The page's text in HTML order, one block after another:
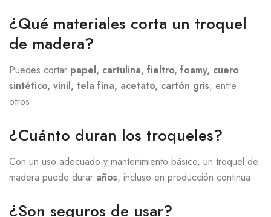
¿Qué materiales corta un troquel
de madera?
Puedes cortar papel, cartulina, fieltro, foamy, cuero
sintético, vinil, tela fina, acetato, cartón gris, entre
otros.
¿Cuánto duran los troqueles?
Con un uso adecuado y mantenimiento básico, un troquel de
madera puede durar años, incluso en producción continua.
¿Son seguros de usar?